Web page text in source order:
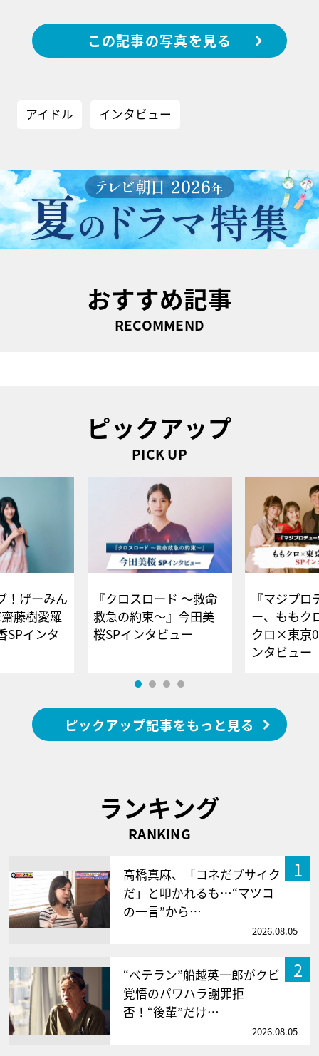
この記事の写真を見る
アイドル インタビュー
おすすめ記事
RECOMMEND
ピックアップ
PICK UP
！げーみん
藤樹愛羅
SPインタ
『クロスロード ～救命
救急の約束～』今田美
桜SPインタビュー
『マジプロ
ー、ももク
クロ×東京
ンタビュー
ピックアップ記事をもっと見る
ランキング
RANKING
1
高橋真麻、「コネだブサイク
だ」と叩かれるも…“マツコ
の一言”から…
2026.08.05
2
“ベテラン”船越英一郎がクビ
覚悟のパワハラ謝罪拒
否！“後輩”だけ…
2026.08.05